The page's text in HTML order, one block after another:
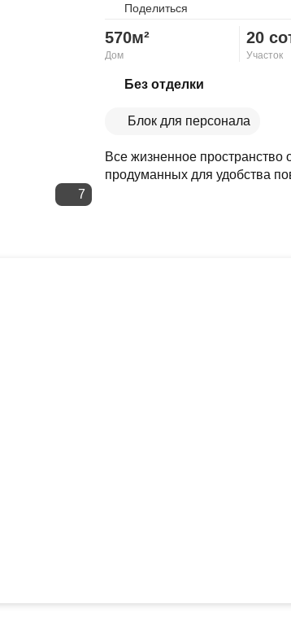
7
Поделиться
570м²
Дом
20
Участок
Без отделки
Блок для персонала
Все жизненное пространство
продуманных для удобства